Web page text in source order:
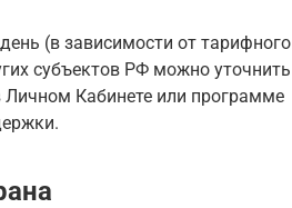
(в зависимости от тарифного
субъектов РФ можно уточнить
Личном Кабинете или программе